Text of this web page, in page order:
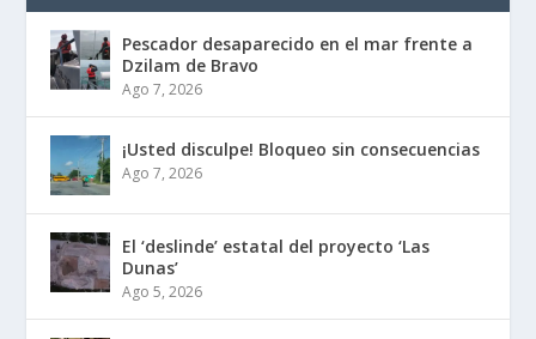
Pescador desaparecido en el mar frente a
Dzilam de Bravo
Ago 7, 2026
¡Usted disculpe! Bloqueo sin consecuencias
Ago 7, 2026
El ‘deslinde’ estatal del proyecto ‘Las
Dunas’
Ago 5, 2026